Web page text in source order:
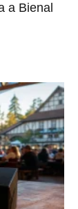
a Bienal